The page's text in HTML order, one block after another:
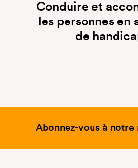
Conduire et
les personnes en
de
Abonnez-vous à notre